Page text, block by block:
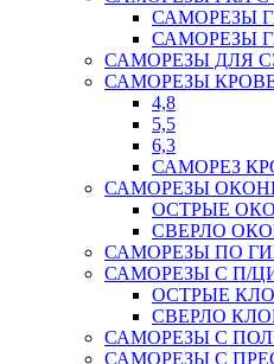
САМОРЕЗЫ
САМОРЕЗЫ
САМОРЕЗЫ ДЛЯ
САМОРЕЗЫ
4,8
5,5
6,3
САМОРЕЗ
САМОРЕЗЫ
ОСТРЫЕ
СВЕРЛО
САМОРЕЗЫ ПО
САМОРЕЗЫ С П/
ОСТРЫЕ
СВЕРЛО
САМОРЕЗЫ С
САМОРЕЗЫ С